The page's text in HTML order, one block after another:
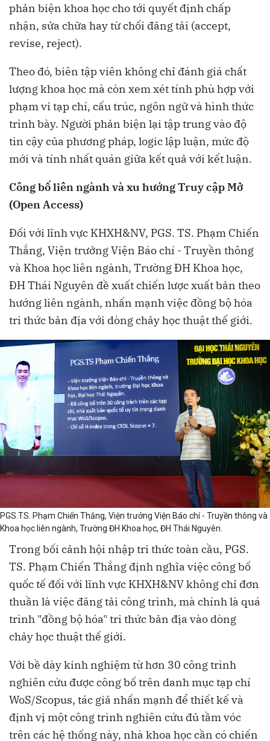
phản biện khoa học cho tới quyết định chấp
nhận, sửa chữa hay từ chối đăng tải (accept,
revise, reject).
Theo đó, biên tập viên không chỉ đánh giá chất
lượng khoa học mà còn xem xét tính phù hợp với
phạm vi tạp chí, cấu trúc, ngôn ngữ và hình thức
trình bày. Người phản biện lại tập trung vào độ
tin cậy của phương pháp, logic lập luận, mức độ
mới và tính nhất quán giữa kết quả với kết luận.
Công bố liên ngành và xu hướng Truy cập Mở
(Open Access)
Đối với lĩnh vực KHXH&NV, PGS. TS. Phạm Chiến
Thắng, Viện trưởng Viện Báo chí - Truyền thông
và Khoa học liên ngành, Trường ĐH Khoa học,
ĐH Thái Nguyên đề xuất chiến lược xuất bản theo
hướng liên ngành, nhấn mạnh việc đồng bộ hóa
tri thức bản địa với dòng chảy học thuật thế giới.
PGS.TS. Phạm Chiến Thắng, Viện trưởng Viện Báo chí - Truyền thông và
Khoa học liên ngành, Trường ĐH Khoa học, ĐH Thái Nguyên.
Trong bối cảnh hội nhập tri thức toàn cầu, PGS.
TS. Phạm Chiến Thắng định nghĩa việc công bố
quốc tế đối với lĩnh vực KHXH&NV không chỉ đơn
thuần là việc đăng tải công trình, mà chính là quá
trình "đồng bộ hóa" tri thức bản địa vào dòng
chảy học thuật thế giới.
Với bề dày kinh nghiệm từ hơn 30 công trình
nghiên cứu được công bố trên danh mục tạp chí
WoS/Scopus, tác giả nhấn mạnh để thiết kế và
định vị một công trình nghiên cứu đủ tầm vóc
trên các hệ thống này, nhà khoa học cần có chiến